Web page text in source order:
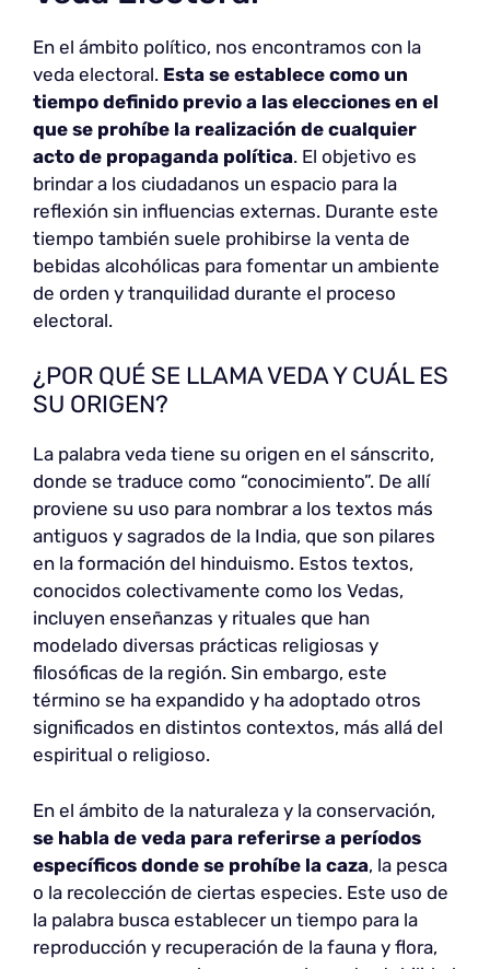
En el ámbito político, nos encontramos con la
veda electoral. Esta se establece como un
tiempo definido previo a las elecciones en el
que se prohíbe la realización de cualquier
acto de propaganda política. El objetivo es
brindar a los ciudadanos un espacio para la
reflexión sin influencias externas. Durante este
tiempo también suele prohibirse la venta de
bebidas alcohólicas para fomentar un ambiente
de orden y tranquilidad durante el proceso
electoral.
¿POR QUÉ SE LLAMA VEDA Y CUÁL ES
SU ORIGEN?
La palabra veda tiene su origen en el sánscrito,
donde se traduce como “conocimiento”. De allí
proviene su uso para nombrar a los textos más
antiguos y sagrados de la India, que son pilares
en la formación del hinduismo. Estos textos,
conocidos colectivamente como los Vedas,
incluyen enseñanzas y rituales que han
modelado diversas prácticas religiosas y
filosóficas de la región. Sin embargo, este
término se ha expandido y ha adoptado otros
significados en distintos contextos, más allá del
espiritual o religioso.
En el ámbito de la naturaleza y la conservación,
se habla de veda para referirse a períodos
específicos donde se prohíbe la caza, la pesca
o la recolección de ciertas especies. Este uso de
la palabra busca establecer un tiempo para la
reproducción y recuperación de la fauna y flora,